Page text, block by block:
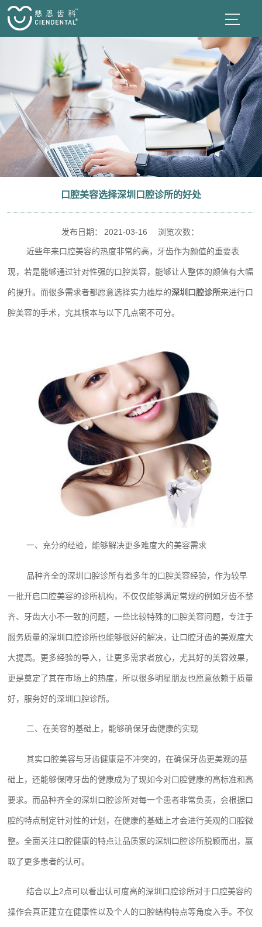
口腔美容选择深圳口腔诊所的好处
发布日期： 2021-03-16 浏览次数：
近些年来口腔美容的热度非常的高，牙齿作为颜值的重要表
现，若是能够通过针对性强的口腔美容，能够让人整体的颜值有大幅
的提升。而很多需求者都愿意选择实力雄厚的深圳口腔诊所来进行口
腔美容的手术，究其根本与以下几点密不可分。
一、充分的经验，能够解决更多难度大的美容需求
品种齐全的深圳口腔诊所有着多年的口腔美容经验，作为较早
一批开启口腔美容的诊所机构，不仅仅能够满足常规的例如牙齿不整
齐、牙齿大小不一致的问题，一些比较特殊的口腔美容问题，专注于
服务质量的深圳口腔诊所也能够很好的解决，让口腔牙齿的美观度大
大提高。更多经验的导入，让更多需求者放心，尤其好的美容效果，
更是奠定了其在市场上的热度，所以很多明星朋友也愿意依赖于质量
好，服务好的深圳口腔诊所。
二、在美容的基础上，能够确保牙齿健康的实现
其实口腔美容与牙齿健康是不冲突的，在确保牙齿更美观的基
础上，还能够保障牙齿的健康成为了现如今对口腔健康的高标准和高
要求。而品种齐全的深圳口腔诊所对每一个患者非常负责，会根据口
腔的特点制定针对性的计划，在健康的基础上才会进行美观的口腔微
整。全面关注口腔健康的特点让品质家的深圳口腔诊所脱颖而出，赢
取了更多患者的认可。
结合以上2点可以看出认可度高的深圳口腔诊所对于口腔美容的
操作会真正建立在健康性以及个人的口腔结构特点等角度入手。不仅